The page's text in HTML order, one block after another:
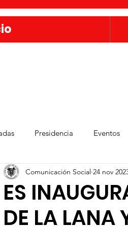
Presidencia Eventos
Agua y Alcantarillado
Administración Pública
ES
DE LA LANA
Comunicación Social 24 nov